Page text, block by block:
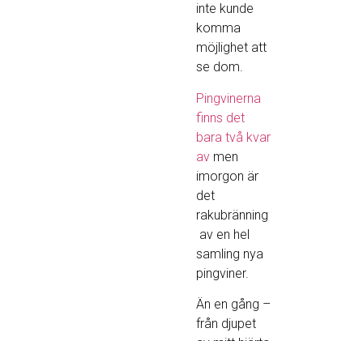
inte kunde
komma
möjlighet att
se dom.
Pingvinerna
finns det
bara två kvar
av men
imorgon är
det
rakubränning
av en hel
samling nya
pingviner.
Än en gång –
från djupet